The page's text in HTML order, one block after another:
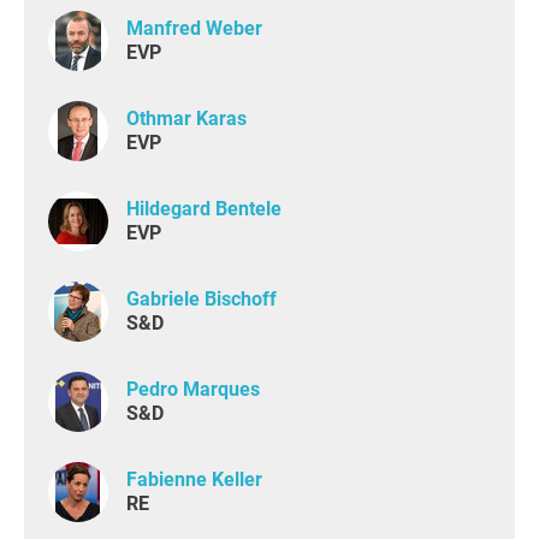
Manfred Weber
EVP
Othmar Karas
EVP
Hildegard Bentele
EVP
Gabriele Bischoff
S&D
Pedro Marques
S&D
Fabienne Keller
RE